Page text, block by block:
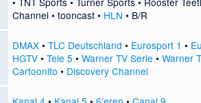
Channel • tooncast• HLN • B/R
DMAX• TLC Deutschland • Eurosport 1 •
HGTV• Tele 5 • Warner TV Serie • Warner
Cartoonito • Discovery Channel